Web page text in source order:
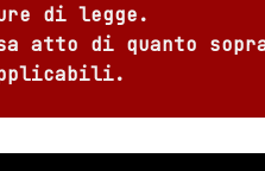
di legge.
atto di quanto